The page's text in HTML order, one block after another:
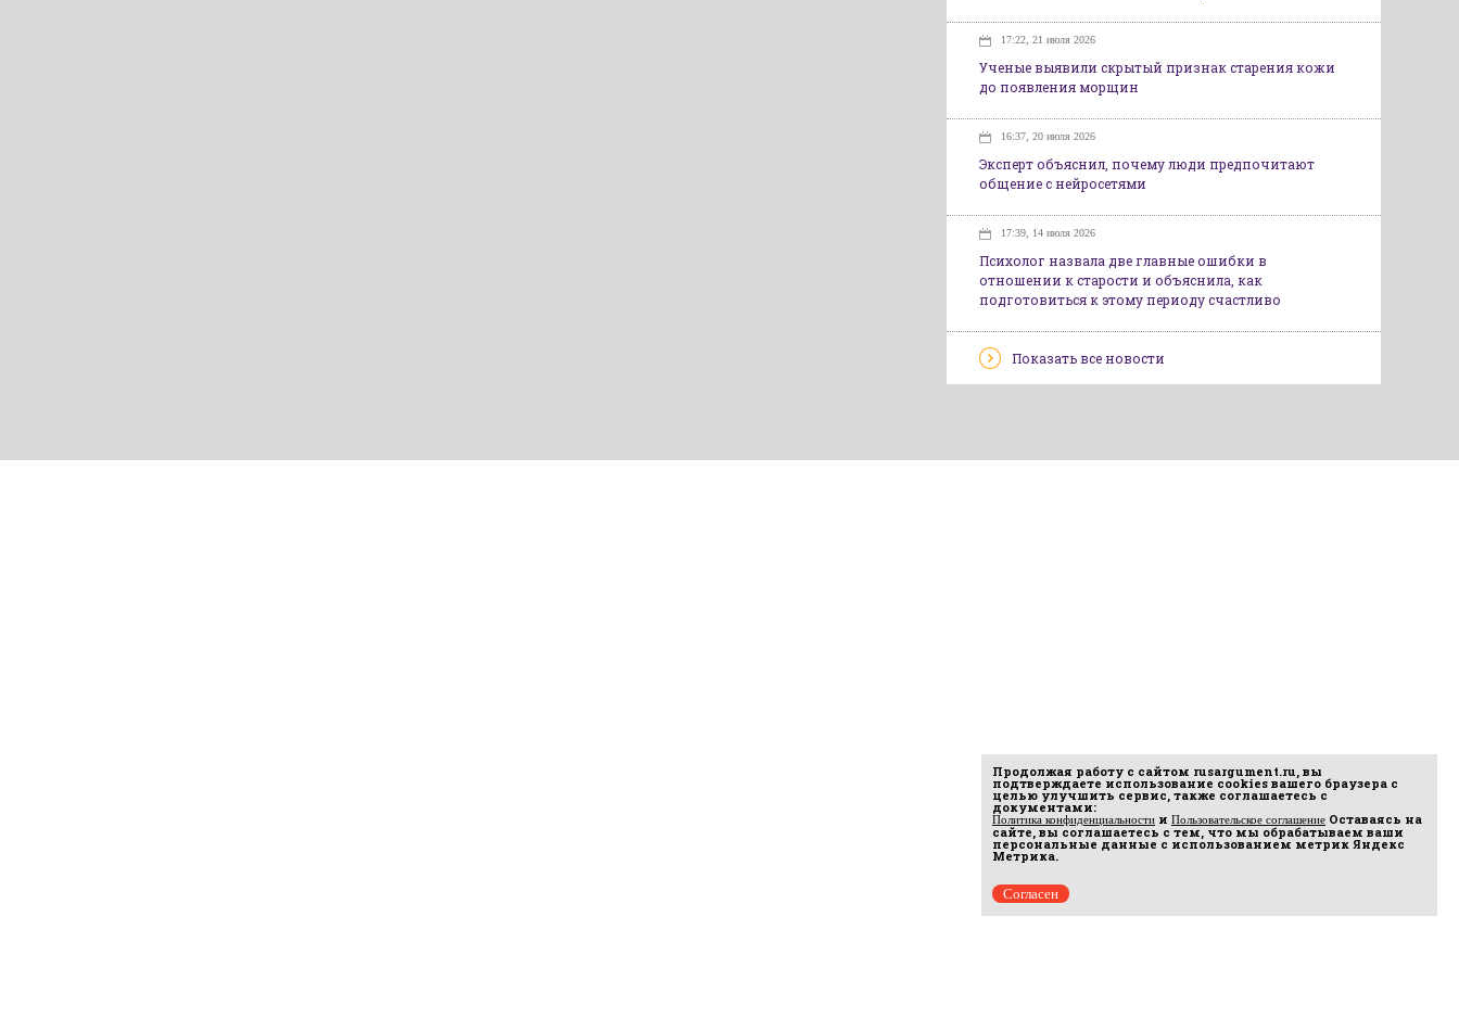
17:22, 21 июля 2026
Ученые выявили скрытый признак старения кожи
до появления морщин
16:37, 20 июля 2026
Эксперт объяснил, почему люди предпочитают
общение с нейросетями
17:39, 14 июля 2026
Психолог назвала две главные ошибки в
отношении к старости и объяснила, как
подготовиться к этому периоду счастливо
Показать все новости
Продолжая работу с сайтом rusargument.ru, вы
подтверждаете использование cookies вашего браузера с
целью улучшить сервис, также соглашаетесь с
документами:
Политика конфиденциальности и Пользовательское соглашение Оставаясь на
сайте, вы соглашаетесь с тем, что мы обрабатываем ваши
персональные данные с использованием метрик Яндекс
Метрика.
Согласен